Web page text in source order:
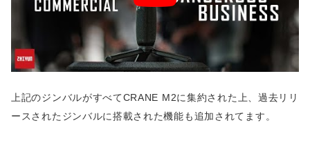
上記のジンバルがすべてCRANE M2に集約された上、過去リリ
ースされたジンバルに搭載された機能も追加されてます。